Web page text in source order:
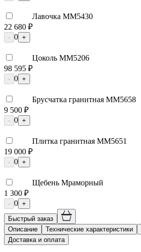
Лавочка ММ5430
22 680 ₽
- 0 +
Цоколь ММ5206
98 595 ₽
- 0 +
Брусчатка гранитная ММ5658
9 500 ₽
- 0 +
Плитка гранитная ММ5651
19 000 ₽
- 0 +
Щебень Мраморный
1 300 ₽
- 0 +
Быстрый заказ
Описание
Технические характеристики
Доставка и оплата